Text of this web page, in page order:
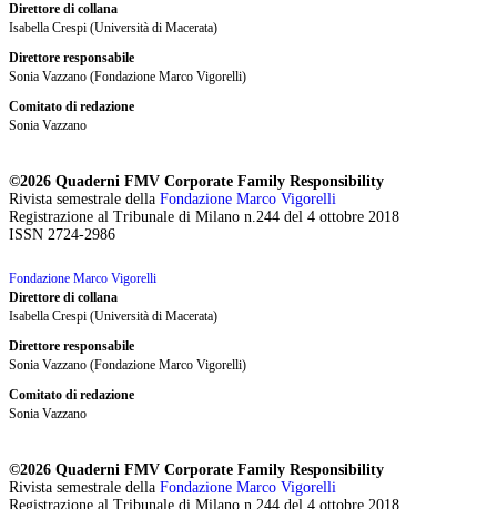
Direttore di collana
Isabella Crespi (Università di Macerata)
Direttore responsabile
Sonia Vazzano (Fondazione Marco Vigorelli)
Comitato di redazione
Sonia Vazzano
©2026 Quaderni FMV Corporate Family Responsibility
Rivista semestrale della Fondazione Marco Vigorelli
Registrazione al Tribunale di Milano n.244 del 4 ottobre 2018
ISSN 2724-2986
Fondazione Marco Vigorelli
Direttore di collana
Isabella Crespi (Università di Macerata)
Direttore responsabile
Sonia Vazzano (Fondazione Marco Vigorelli)
Comitato di redazione
Sonia Vazzano
©2026 Quaderni FMV Corporate Family Responsibility
Rivista semestrale della Fondazione Marco Vigorelli
Registrazione al Tribunale di Milano n.244 del 4 ottobre 2018